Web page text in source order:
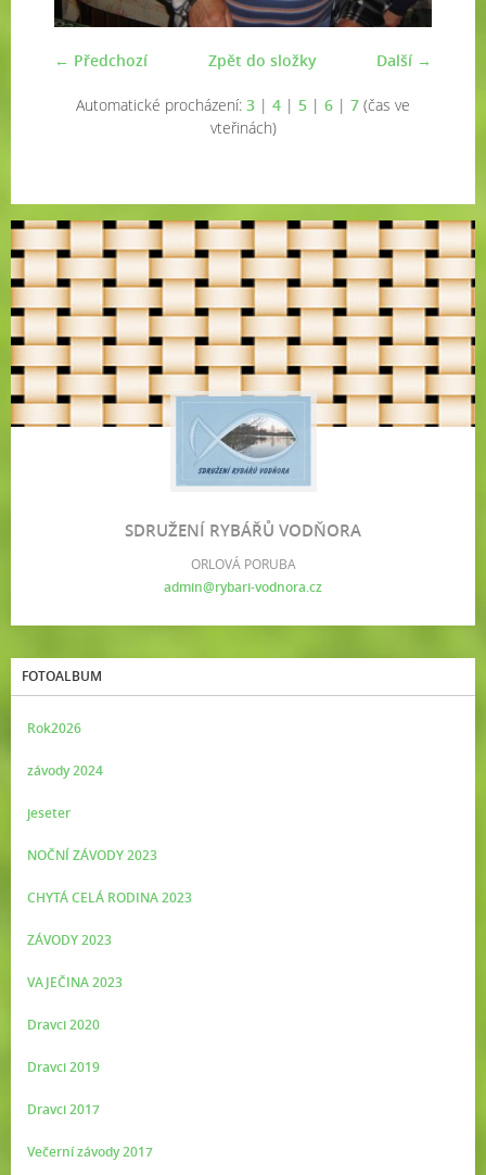
← Předchozí Další →
Zpět do složky
Automatické procházení: 3 | 4 | 5 | 6 | 7 (čas ve
vteřinách)
SDRUŽENÍ RYBÁŘŮ VODŇORA
ORLOVÁ PORUBA
admin@rybari-vodnora.cz
FOTOALBUM
Rok2026
závody 2024
jeseter
NOČNÍ ZÁVODY 2023
CHYTÁ CELÁ RODINA 2023
ZÁVODY 2023
VAJEČINA 2023
Dravci 2020
Dravci 2019
Dravci 2017
Večerní závody 2017